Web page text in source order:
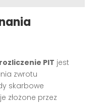
PIT jest
zwrotu
skarbowe
złożone przez